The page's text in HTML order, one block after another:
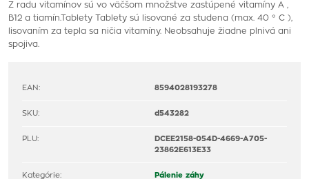
Z radu vitamínov sú vo väčšom množstve zastúpené vitamíny A ,
B12 a tiamín.Tablety Tablety sú lisované za studena (max. 40 ° C ),
lisovaním za tepla sa ničia vitamíny. Neobsahuje žiadne plnivá ani
spojiva.
EAN: 8594028193278
SKU: d543282
PLU:
DCEE2158-054D-4669-A705-
23862E613E33
Kategórie: Pálenie záhy